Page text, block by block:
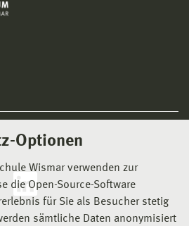
Optionen
Wismar verwenden zur
die Open-Source-Software
für Sie als Besucher stetig
sämtliche Daten anonymisiert